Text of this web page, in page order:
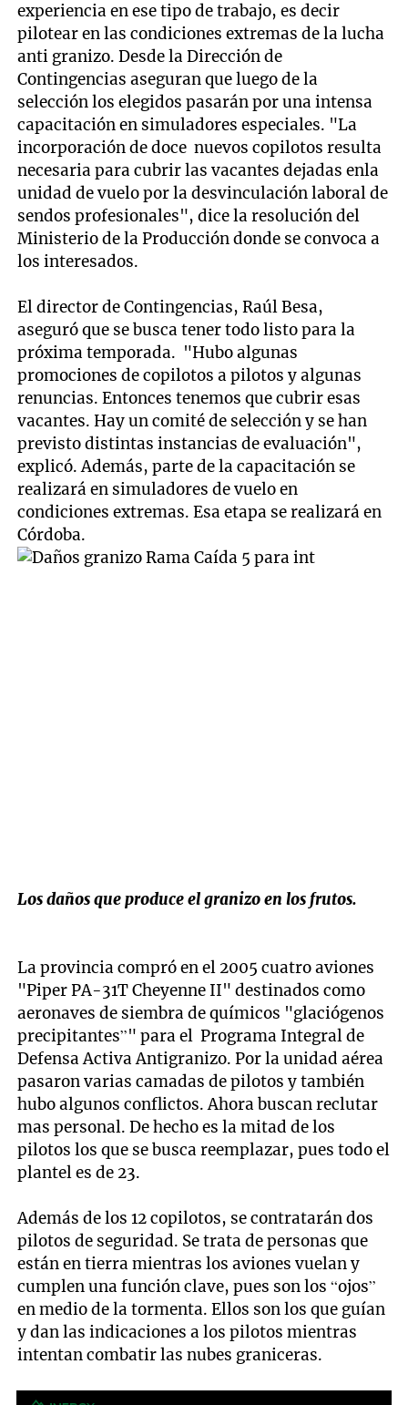
experiencia en ese tipo de trabajo, es decir
pilotear en las condiciones extremas de la lucha
anti granizo. Desde la Dirección de
Contingencias aseguran que luego de la
selección los elegidos pasarán por una intensa
capacitación en simuladores especiales. "La
incorporación de doce nuevos copilotos resulta
necesaria para cubrir las vacantes dejadas enla
unidad de vuelo por la desvinculación laboral de
sendos profesionales", dice la resolución del
Ministerio de la Producción donde se convoca a
los interesados.
El director de Contingencias, Raúl Besa,
aseguró que se busca tener todo listo para la
próxima temporada. "Hubo algunas
promociones de copilotos a pilotos y algunas
renuncias. Entonces tenemos que cubrir esas
vacantes. Hay un comité de selección y se han
previsto distintas instancias de evaluación",
explicó. Además, parte de la capacitación se
realizará en simuladores de vuelo en
condiciones extremas. Esa etapa se realizará en
Córdoba.
Los daños que produce el granizo en los frutos.
La provincia compró en el 2005 cuatro aviones
"Piper PA-31T Cheyenne II" destinados como
aeronaves de siembra de químicos "glaciógenos
precipitantes”" para el Programa Integral de
Defensa Activa Antigranizo. Por la unidad aérea
pasaron varias camadas de pilotos y también
hubo algunos conflictos. Ahora buscan reclutar
mas personal. De hecho es la mitad de los
pilotos los que se busca reemplazar, pues todo el
plantel es de 23.
Además de los 12 copilotos, se contratarán dos
pilotos de seguridad. Se trata de personas que
están en tierra mientras los aviones vuelan y
cumplen una función clave, pues son los “ojos”
en medio de la tormenta. Ellos son los que guían
y dan las indicaciones a los pilotos mientras
intentan combatir las nubes graniceras.